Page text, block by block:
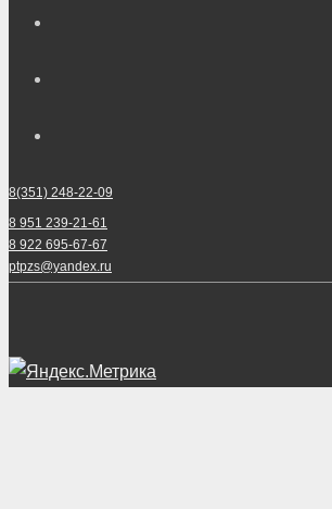
8(351) 248-22-09
8 951 239-21-61
8 922 695-67-67
ptpzs@yandex.ru